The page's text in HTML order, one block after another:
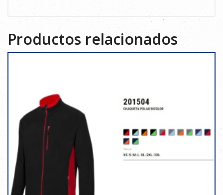
Productos relacionados